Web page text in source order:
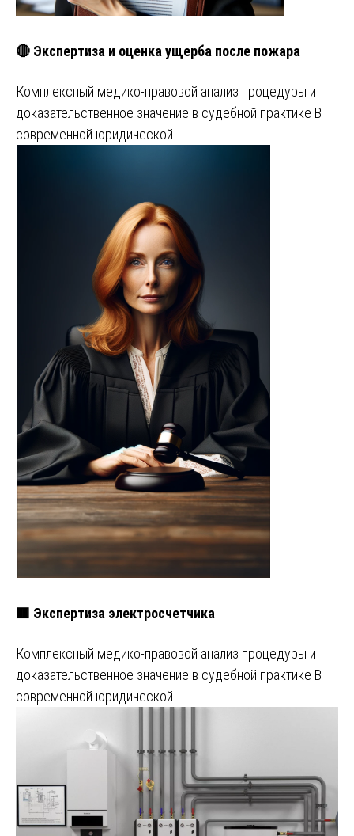
🔴 Экспертиза и оценка ущерба после пожара
Комплексный медико-правовой анализ процедуры и
доказательственное значение в судебной практике В
современной юридической…
🟥 Экспертиза электросчетчика
Комплексный медико-правовой анализ процедуры и
доказательственное значение в судебной практике В
современной юридической…